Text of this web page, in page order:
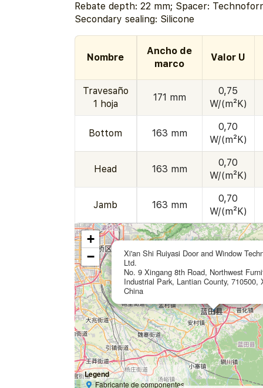
Rebate depth: 22 mm; Spacer:
Secondary sealing: Silicone
Nombre
Ancho de
marco
Valor U
Travesaño
1 hoja
171 mm
0,75
W/(m²K)
Bottom 163 mm
0,70
W/(m²K)
Head 163 mm
0,70
W/(m²K)
Jamb 163 mm
0,70
W/(m²K)
Xi'an Shi Ruiyasi Door and Window
Ltd.
No. 9 Xingang 8th Road, Northwest
Industrial Park, Lantian County, 710500,
China
+
−
Legend
Fabricante de componentes